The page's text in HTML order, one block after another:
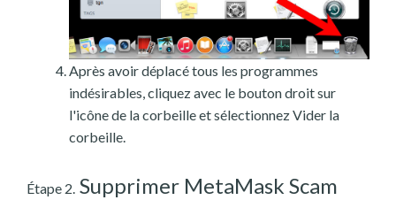
Après avoir déplacé tous les programmes
indésirables, cliquez avec le bouton droit sur
l'icône de la corbeille et sélectionnez Vider la
corbeille.
Étape 2. Supprimer MetaMask Scam